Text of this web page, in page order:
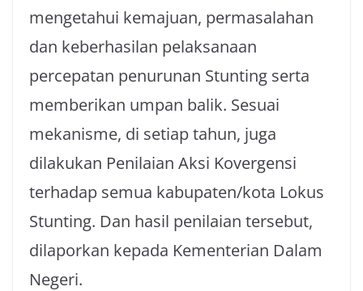
mengetahui kemajuan, permasalahan
dan keberhasilan pelaksanaan
percepatan penurunan Stunting serta
memberikan umpan balik. Sesuai
mekanisme, di setiap tahun, juga
dilakukan Penilaian Aksi Kovergensi
terhadap semua kabupaten/kota Lokus
Stunting. Dan hasil penilaian tersebut,
dilaporkan kepada Kementerian Dalam
Negeri.